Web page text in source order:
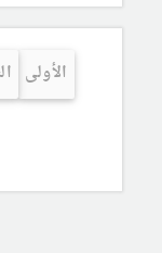
الأولى